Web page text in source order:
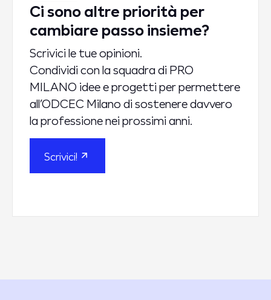
Ci sono altre priorità per
cambiare passo insieme?
Scrivici le tue opinioni.
Condividi con la squadra di PRO
MILANO idee e progetti per permettere
all’ODCEC Milano di sostenere davvero
la professione nei prossimi anni.
Scrivici!